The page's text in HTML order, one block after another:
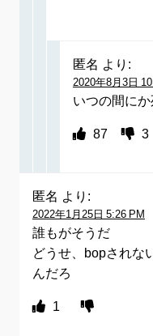
匿名 より:
2020年8月3日
いつの間に
87 3
匿名 より:
2022年1月25日 5:26 PM
誰もがそうだ
どうせ、bopされな
んだろ
1